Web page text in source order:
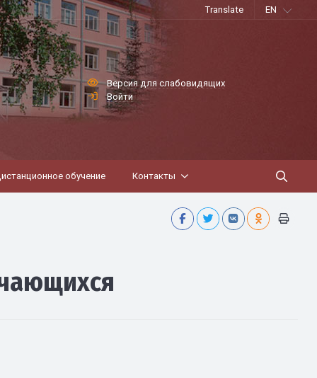
Translate EN
Версия для слабовидящих
Войти
обучение Контакты